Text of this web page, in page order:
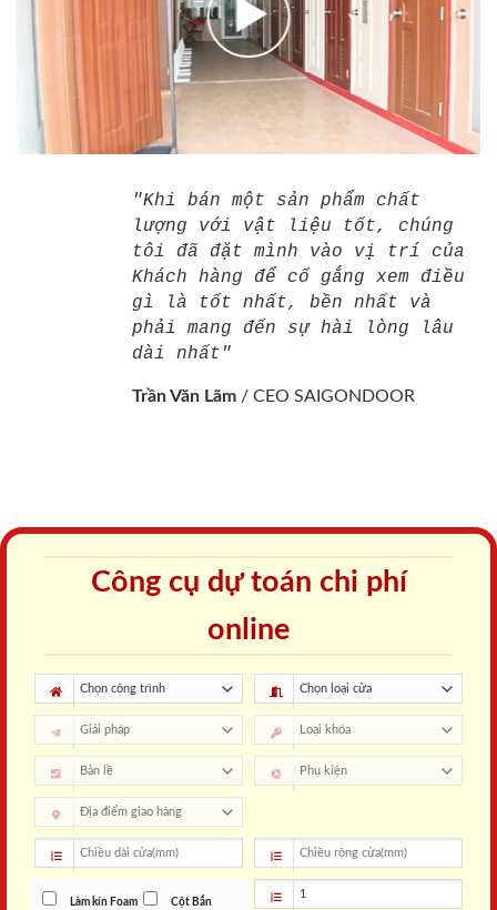
"Khi bán một sản phẩm chất
lượng với vật liệu tốt, chúng
tôi đã đặt mình vào vị trí của
Khách hàng để cố gắng xem điều
gì là tốt nhất, bền nhất và
phải mang đến sự hài lòng lâu
dài nhất"
Trần Văn Lãm / CEO SAIGONDOOR
Công cụ dự toán chi phí
online
Làm kín Foam
Cột Bắn